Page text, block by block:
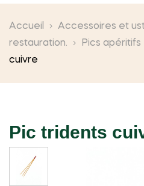
Accueil
Accessoires et
restauration.
Pics apéritifs
cuivre
Pic tridents